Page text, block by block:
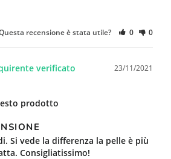
recensione è stata utile? 0 0
23/11/2021
prodotto
Si vede la differenza la pelle è più
Consigliatissimo!